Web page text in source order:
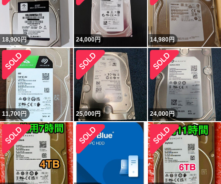
18,900円 24,000円 14,980円
11,700円 25,000円 24,000円